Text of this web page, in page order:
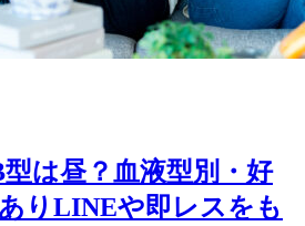
は昼？血液型別・好
りLINEや即レスをも